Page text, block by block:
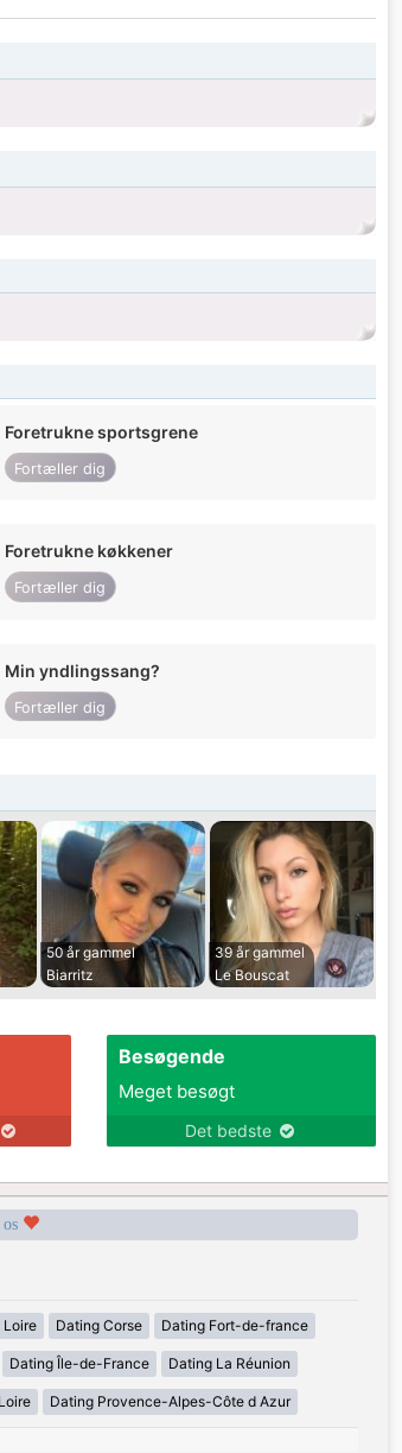
Foretrukne sportsgrene
Fortæller dig
Foretrukne køkkener
Fortæller dig
Min yndlingssang?
Fortæller dig
50 år gammel
Biarritz
39 år gammel
Le Bouscat
Besøgende
Meget besøgt
Det bedste
Loire Dating Corse Dating Fort-de-france
Dating Île-de-France Dating La Réunion
Dating Provence-Alpes-Côte d Azur